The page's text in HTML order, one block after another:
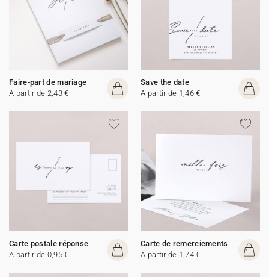
Faire-part de mariage
A partir de 2,43 €
Save the date
A partir de 1,46 €
Carte postale réponse
A partir de 0,95 €
Carte de remerciements
A partir de 1,74 €